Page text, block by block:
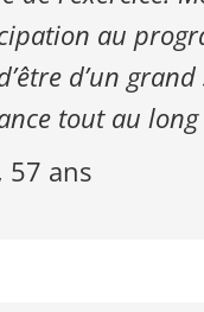
au
d’un
tout au
57 ans